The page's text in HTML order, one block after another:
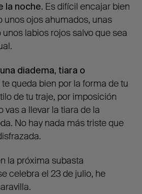
la noche. Es difícil encajar bien
unos ojos ahumados, unas
labios rojos salvo que sea
diadema, tiara o
queda bien por la forma de tu
de tu traje, por imposición
vas a llevar la tiara de la
No hay nada más triste que
la próxima subasta
celebra el 23 de julio, he